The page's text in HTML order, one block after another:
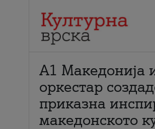
А1 Македонија
оркестар
приказна
македонското